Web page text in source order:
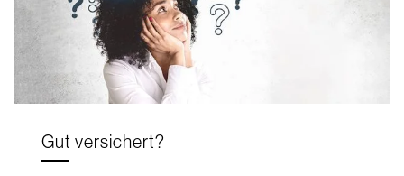
Gut versichert?